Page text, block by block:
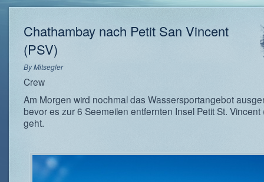
Chathambay nach Petit San Vincent
(PSV)
ByMitsegler
Crew
Am Morgen wird nochmal das Wassersportangebot
bevor es zur 6 Seemeilen entfernten Insel Petit St. Vincent
geht.